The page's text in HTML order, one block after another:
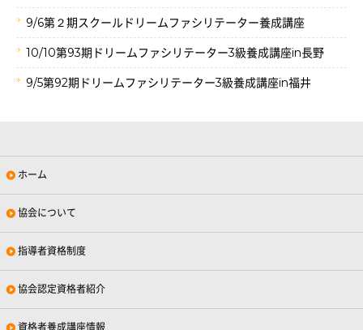
9/6第２期スクールドリームファシリテーター養成講座
10/10第93期ドリームファシリテーター3級養成講座in長野
9/5第92期ドリームファシリテーター3級養成講座in福井
ホーム
協会について
指導者資格制度
協会認定資格者紹介
資格者養成講座情報